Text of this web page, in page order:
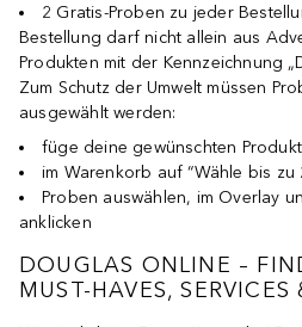
2 Gratis-Proben zu jeder
Bestellung darf nicht allein aus
Produkten mit der Kennzeichnung
Zum Schutz der Umwelt müssen
ausgewählt werden:
füge deine gewünschten
im Warenkorb auf “Wähle bis zu
Proben auswählen, im Overlay
anklicken
DOUGLAS ONLINE –
MUST-HAVES,